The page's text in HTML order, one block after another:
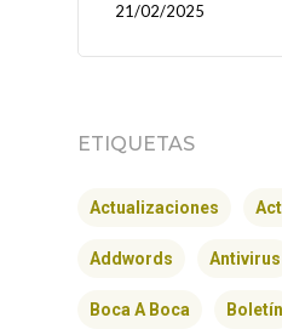
21/02/2025
ETIQUETAS
Actualizaciones
Addwords Antivirus
Boca A Boca Boletín